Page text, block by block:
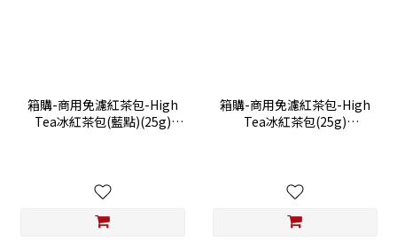
箱購-商用免濾紅茶包-High
Tea冰紅茶包(藍點)(25g)
箱購-商用免濾紅茶包-High
Tea冰紅茶包(25g)